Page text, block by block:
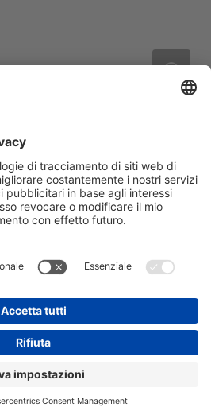
RM CFR O/D BAC 1/2